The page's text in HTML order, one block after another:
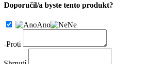
Doporučil/a byste tento produkt?
Ano Ne
-Proti